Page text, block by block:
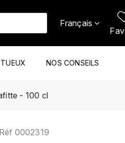
Français
NOS CONSEILS
- 100 cl
Réf 0002319